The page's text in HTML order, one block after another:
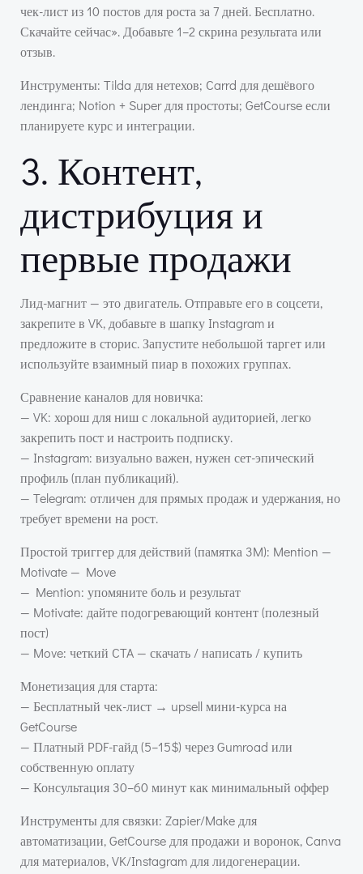
чек-лист из 10 постов для роста за 7 дней. Бесплатно.
Скачайте сейчас». Добавьте 1–2 скрина результата или
отзыв.
Инструменты: Tilda для нетехов; Carrd для дешёвого
лендинга; Notion + Super для простоты; GetCourse если
планируете курс и интеграции.
3. Контент,
дистрибуция и
первые продажи
Лид-магнит — это двигатель. Отправьте его в соцсети,
закрепите в VK, добавьте в шапку Instagram и
предложите в сторис. Запустите небольшой таргет или
используйте взаимный пиар в похожих группах.
Сравнение каналов для новичка:
— VK: хорош для ниш с локальной аудиторией, легко
закрепить пост и настроить подписку.
— Instagram: визуально важен, нужен сет-эпический
профиль (план публикаций).
— Telegram: отличен для прямых продаж и удержания, но
требует времени на рост.
Простой триггер для действий (памятка 3M): Mention —
Motivate — Move
— Mention: упомяните боль и результат
— Motivate: дайте подогревающий контент (полезный
пост)
— Move: четкий CTA — скачать / написать / купить
Монетизация для старта:
— Бесплатный чек-лист → upsell мини-курса на
GetCourse
— Платный PDF-гайд (5–15$) через Gumroad или
собственную оплату
— Консультация 30–60 минут как минимальный оффер
Инструменты для связки: Zapier/Make для
автоматизации, GetCourse для продажи и воронок, Canva
для материалов, VK/Instagram для лидогенерации.